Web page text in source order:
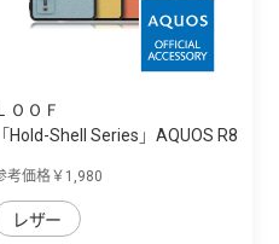
ＯＯＦ
「Hold-Shell Series」AQUOS R8
考価格￥1,980
レザー